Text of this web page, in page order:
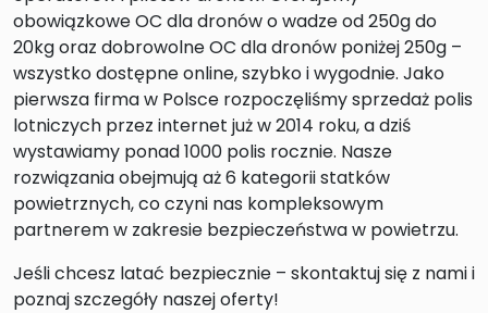
obowiązkowe OC dla dronów o wadze od 250g do
20kg oraz dobrowolne OC dla dronów poniżej 250g –
wszystko dostępne online, szybko i wygodnie. Jako
pierwsza firma w Polsce rozpoczęliśmy sprzedaż polis
lotniczych przez internet już w 2014 roku, a dziś
wystawiamy ponad 1000 polis rocznie. Nasze
rozwiązania obejmują aż 6 kategorii statków
powietrznych, co czyni nas kompleksowym
partnerem w zakresie bezpieczeństwa w powietrzu.
Jeśli chcesz latać bezpiecznie – skontaktuj się z nami i
poznaj szczegóły naszej oferty!